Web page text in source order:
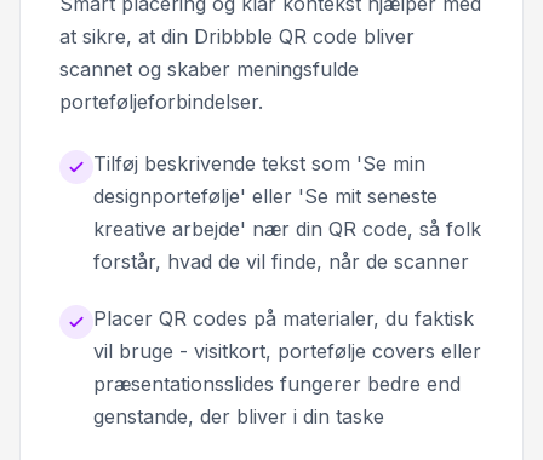
at sikre, at din Dribbble QR code bliver
scannet og skaber meningsfulde
porteføljeforbindelser.
Tilføj beskrivende tekst som 'Se min
designportefølje' eller 'Se mit seneste
kreative arbejde' nær din QR code, så folk
forstår, hvad de vil finde, når de scanner
Placer QR codes på materialer, du faktisk
vil bruge - visitkort, portefølje covers eller
præsentationsslides fungerer bedre end
genstande, der bliver i din taske